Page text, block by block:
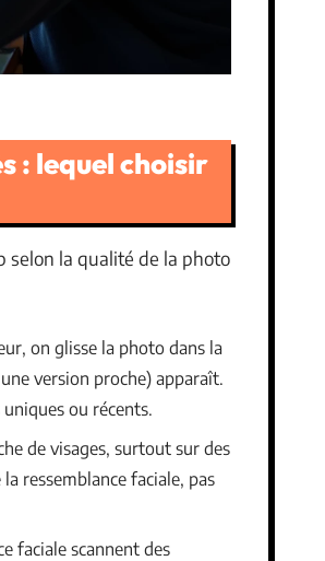
: lequel choisir
selon la qualité de la photo
on glisse la photo dans la
version proche) apparaît.
ou récents.
de visages, surtout sur des
ressemblance faciale, pas
faciale scannent des